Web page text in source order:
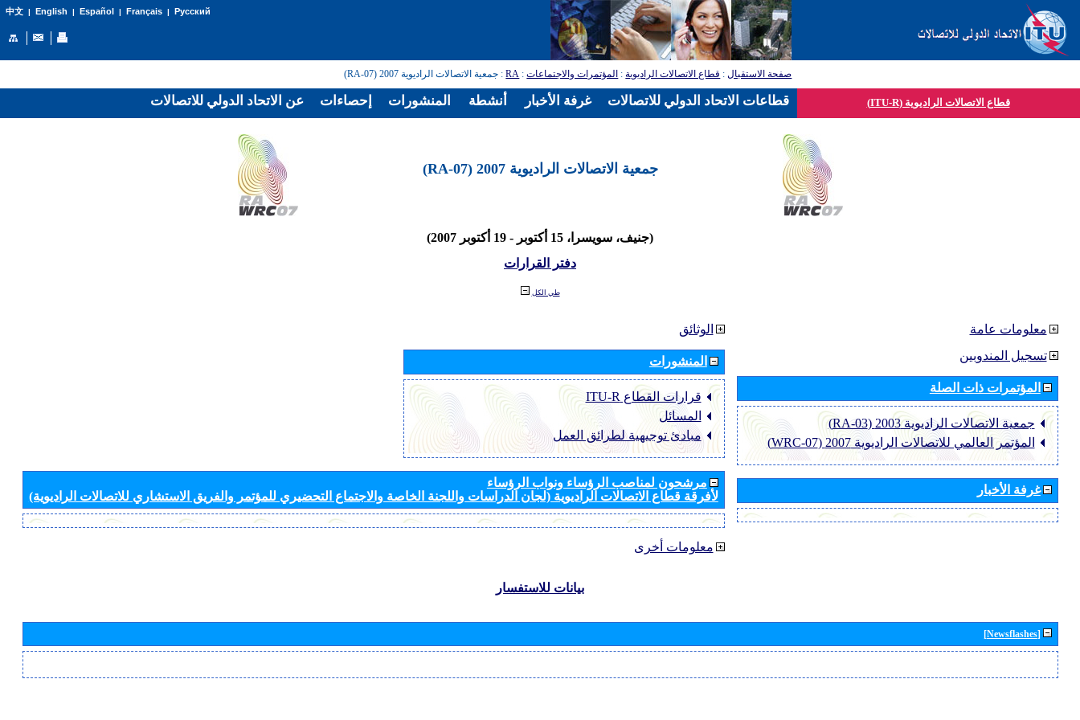
中文| English | Español | Français| Русский
صفحة الاستقبال: قطاع الاتصالات الراديوية: المؤتمرات والاجتماعات:
RA: جمعية الاتصالات الراديوية 2007 (RA-07)
قطاع الاتصالات الراديوية (ITU-R)
جمعية الاتصالات الراديوية 2007 (RA-07)
(جنيف، سويسرا، 15 أكتوبر - 19 أكتوبر 2007)
دفتر القرارات
طي الكل
الوثائق
المنشورات
قرارات القطاع ‏ITU-R
المسائل
مبادئ توجيهية لطرائق العمل
مرشحون لمناصب الرؤساء ونواب الرؤساء
لأفرقة قطاع الاتصالات الراديوية (لجان الدراسات واللجنة الخاصة والاجتماع التحضيري للمؤتمر والفريق الاستشاري للاتصالات الراديوية)
معلومات أخرى
معلومات عامة
تسجيل المندوبين
المؤتمرات ذات الصلة
جمعية الاتصالات الراديوية 2003 (RA-03)
المؤتمر العالمي للاتصالات الراديوية 2007 (WRC-07)
غرفة الأخبار
بيانات للاستفسار
[Newsflashes]
عن الاتحاد الدولي للاتصالات إحصاءات المنشورات أنشطة غرفة الأخبار قطاعات الاتحاد الدولي للاتصالات